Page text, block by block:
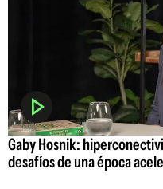
Gaby Hosnik:
desafíos de una época